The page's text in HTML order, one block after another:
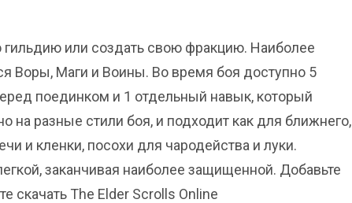
или создать свою фракцию. Наиболее
Воры, Маги и Воины. Во время боя доступно 5
поединком и 1 отдельный навык, который
разные стили боя, и подходит как для ближнего,
и кленки, посохи для чародейства и луки.
заканчивая наиболее защищенной. Добавьте
скачать The Elder Scrolls Online